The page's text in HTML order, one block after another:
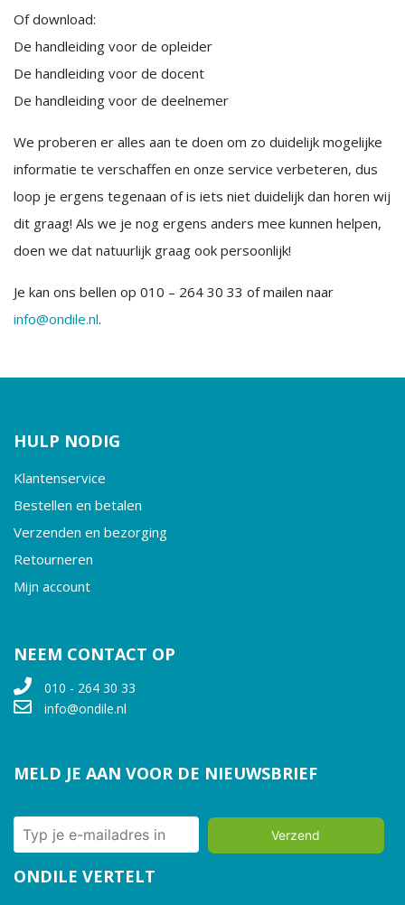
Of download:
De handleiding voor de opleider
De handleiding voor de docent
De handleiding voor de deelnemer
We proberen er alles aan te doen om zo duidelijk mogelijke
informatie te verschaffen en onze service verbeteren, dus
loop je ergens tegenaan of is iets niet duidelijk dan horen wij
dit graag! Als we je nog ergens anders mee kunnen helpen,
doen we dat natuurlijk graag ook persoonlijk!
Je kan ons bellen op 010 – 264 30 33 of mailen naar
info@ondile.nl.
HULP NODIG
Klantenservice
Bestellen en betalen
Verzenden en bezorging
Retourneren
Mijn account
NEEM CONTACT OP
010 - 264 30 33
info@ondile.nl
MELD JE AAN VOOR DE NIEUWSBRIEF
Verzend
ONDILE VERTELT